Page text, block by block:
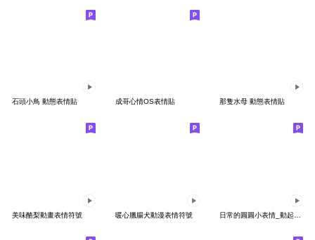
石頭小鳥 動態表情貼 成哥心情OS表情貼 那隻水母 動態表情貼
美味酪梨動畫表情符號 暖心臘腸犬動漫表情符號